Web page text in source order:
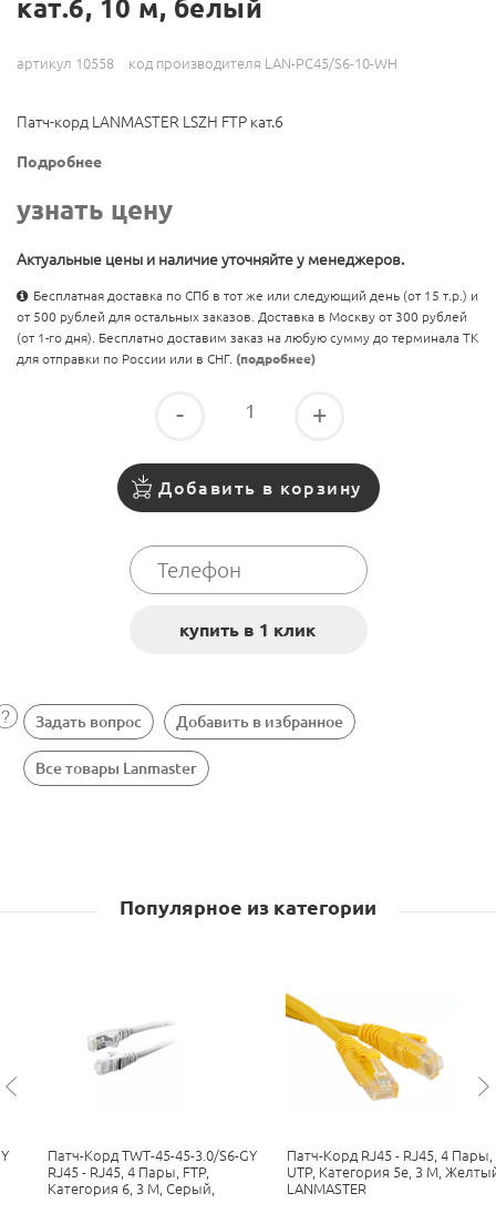
кат.6, 10 м, белый
артикул 10558 код производителя LAN-PC45/S6-10-WH
Патч-корд LANMASTER LSZH FTP кат.6
Подробнее
узнать цену
Актуальные цены и наличие уточняйте у менеджеров.
Бесплатная доставка по СПб в тот же или следующий день (от 15 т.р.) и
от 500 рублей для остальных заказов. Доставка в Москву от 300 рублей
(от 1-го дня). Бесплатно доставим заказ на любую сумму до терминала ТК
для отправки по России или в СНГ. (подробнее)
- +
Добавить в корзину
Задать вопрос Добавить в избранное
Все товары Lanmaster
Популярное из категории
Патч-Корд TWT-45-45-3.0/S6-GY
RJ45 - RJ45, 4 Пары, FTP,
Категория 6, 3 М, Серый,
Патч-Корд RJ45 - RJ45, 4 Пары,
UTP, Категория 5е, 3 М,
LANMASTER